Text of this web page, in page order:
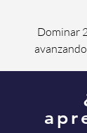
Dominar